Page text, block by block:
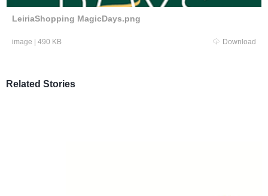
LeiriaShopping MagicDays.png
image | 490 KB Download
Related Stories